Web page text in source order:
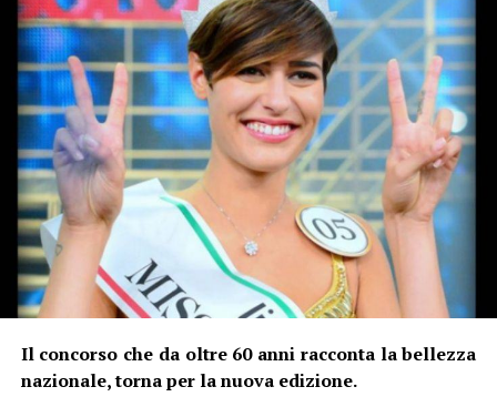
Il concorso che da oltre 60 anni racconta la bellezza
nazionale, torna per la nuova edizione.